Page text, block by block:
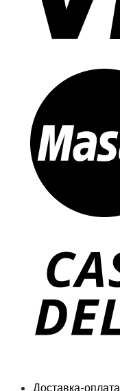
Доставка-оплата